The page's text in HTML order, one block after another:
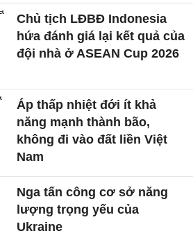
Chủ tịch LĐBĐ Indonesia
hứa đánh giá lại kết quả của
đội nhà ở ASEAN Cup 2026
Áp thấp nhiệt đới ít khả
năng mạnh thành bão,
không đi vào đất liền Việt
Nam
Nga tấn công cơ sở năng
lượng trọng yếu của
Ukraine